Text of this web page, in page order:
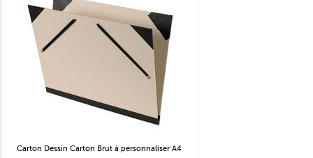
Carton Dessin Carton Brut à personnaliser A4